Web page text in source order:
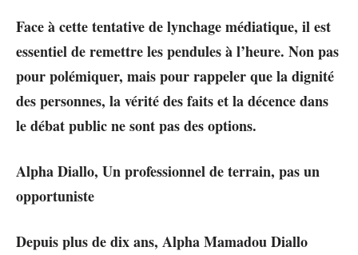
Face à cette tentative de lynchage médiatique, il est
essentiel de remettre les pendules à l’heure. Non pas
pour polémiquer, mais pour rappeler que la dignité
des personnes, la vérité des faits et la décence dans
le débat public ne sont pas des options.
Alpha Diallo, Un professionnel de terrain, pas un
opportuniste
Depuis plus de dix ans, Alpha Mamadou Diallo